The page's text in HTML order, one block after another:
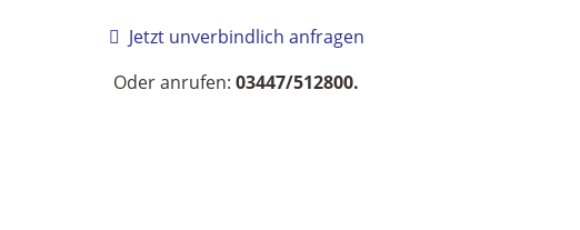
Jetzt unverbindlich anfragen
Oder anrufen:03447/512800.